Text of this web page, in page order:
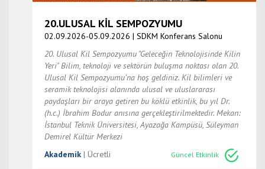
20.ULUSAL KİL SEMPOZYUMU
02.09.2026-05.09.2026 | SDKM Konferans Salonu
Güncel Etkinlik
20. Ulusal Kil Sempozyumu "Geleceğin Teknolojisinde Kilin
Yeri" Bilim, teknoloji ve sektörün buluşma noktası olan 20.
Ulusal Kil Sempozyumu’na hoş geldiniz. Kil bilimleri ve
seramik teknolojisi alanında ulusal ve uluslararası
paydaşları bir araya getiren bu köklü etkinlik, bu yıl Dr.
(h.c.) İbrahim Bodur anısına gerçekleştirilmektedir. Mekan:
İstanbul Teknik Üniversitesi, Ayazağa Kampüsü, Süleyman
Demirel Kültür Merkezi
Akademik | Ücretli